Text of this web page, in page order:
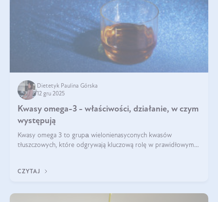
Dietetyk Paulina Górska
12 gru 2025
Kwasy omega-3 - właściwości, działanie, w czym
występują
Kwasy omega 3 to grupа wielonienasyconych kwasów
tłuszczowych, które odgrywają kluczową rolę w prawidłowym
CZYTAJ